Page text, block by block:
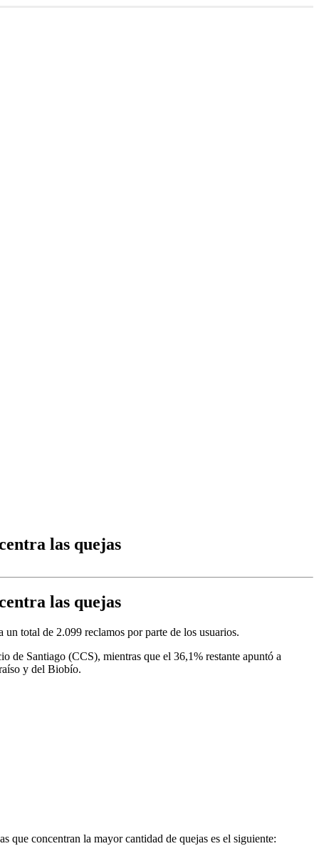
las quejas
las quejas
total de 2.099 reclamos por parte de los usuarios.
de Santiago (CCS), mientras que el 36,1% restante apuntó a
y del Biobío.
que concentran la mayor cantidad de quejas es el siguiente: